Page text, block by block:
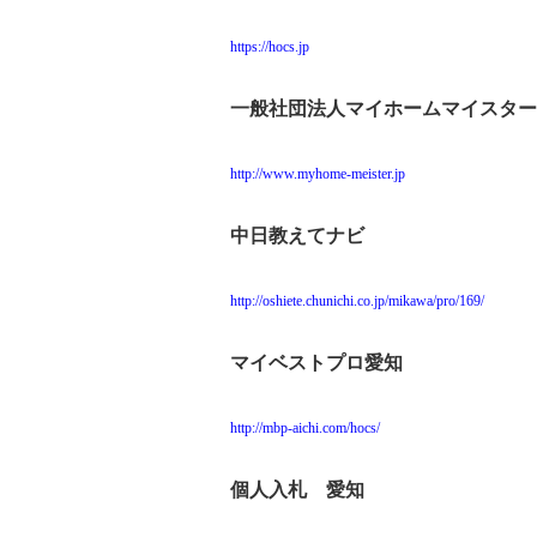
https://hocs.jp
一般社団法人マイホームマイスタ
http://www.myhome-meister.jp
中日教えてナビ
http://oshiete.chunichi.co.jp/mikawa/pro/169/
マイベストプロ愛知
http://mbp-aichi.com/hocs/
個人入札 愛知